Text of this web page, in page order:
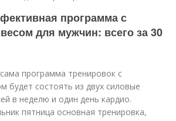
программа с
для мужчин: всего за 30
программа тренировок с
будет состоять из двух силовые
в неделю и один день кардио.
пятница основная тренировка,